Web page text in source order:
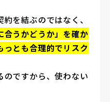
を結ぶのではなく、
合うかどうか」を確か
っとも合理的でリスク
ですから、使わない